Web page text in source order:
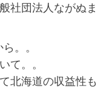
社団法人ながぬま
。。
て。。
北海道の収益性も